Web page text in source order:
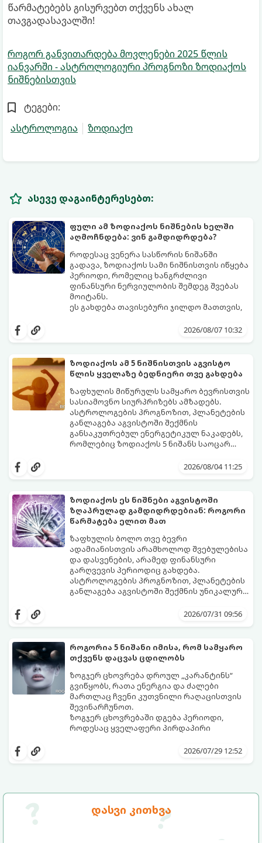
დასვი კითხვა
წარმატებებს გისურვებთ თქვენს ახალ
თავგადასავალში!
როგორ განვითარდება მოვლენები 2025 წლის
იანვარში - ასტროლოგიური პროგნოზი ზოდიაქოს
ნიშნებისთვის
ტეგები:
ასტროლოგია
ზოდიაქო
ასევე დაგაინტერესებთ:
ფული ამ ზოდიაქოს ნიშნების ხელში
აღმოჩნდება: ვინ გამდიდრდება?
როდესაც ვენერა სასწორის ნიშანში
გადავა, ზოდიაქოს სამი ნიშნისთვის იწყება
პერიოდი, რომელიც ხანგრძლივი
ფინანსური ნერვიულობის შემდეგ შვებას
მოიტანს.
ეს გახდება თავისებური ჯილდო მათთვის,
იჩენდა და სირთულეების მიუხედავად წინ
სურვილების გადადებასა და ხარჯების
მკაცრ კონტროლს. თუმცა, ახლა სიტუაცია
თანდათან შეიცვლება.
პრობლემები, რომლებიც უსასრულო
გეგონათ, უკან დაიხევს, ამასთან ერთად კი
გაჩნდება მეტი ნდობა მომავლის მიმართ.
რთული პერიოდის შემდეგ ეს ნიშნები
შეძლებენ ამოისუნთქონ და დაინახონ
ახალი შესაძლებლობები.
2026/08/07 10:32
ზოდიაქოს ამ 5 ნიშნისთვის აგვისტო
წლის ყველაზე ბედნიერი თვე გახდება
ზაფხულის მიწურულს სამყარო ბევრისთვის
სასიამოვნო სიურპრიზებს ამზადებს.
ასტროლოგების პროგნოზით, პლანეტების
განლაგება აგვისტოში შექმნის
განსაკუთრებულ ენერგეტიკულ ნაკადებს,
რომლებიც ზოდიაქოს 5 ნიშანს საოცარ
ყველაზე ბედნიერი თვე აღმოჩნდება.
2026/08/04 11:25
ზოდიაქოს ეს ნიშნები აგვისტოში
ზღაპრულად გამდიდრდებიან: როგორი
წარმატება ელით მათ
ზაფხულის ბოლო თვე ბევრი
ადამიანისთვის არამხოლოდ შვებულებისა
და დასვენების, არამედ ფინანსური
გარღვევის პერიოდიც გახდება.
ასტროლოგების პროგნოზით, პლანეტების
განლაგება აგვისტოში შექმნის უნიკალურ
ზოდიაქოს 4 ნიშანს ფინანსური წარმატების
შორის, ვისაც აგვისტოში ფინანსური
2026/07/31 09:56
როგორია 5 ნიშანი იმისა, რომ სამყარო
თქვენს დაცვას ცდილობს
ზოგჯერ ცხოვრება დროულ „კარანტინს“
გვიწყობს, რათა ენერგია და ძალები
მართლაც ჩვენი კუთვნილი რაღაცისთვის
შევინარჩუნოთ.
ზოგჯერ ცხოვრებაში დგება პერიოდი,
როდესაც ყველაფერი პირდაპირი
იშლება მნიშვნელოვანი გარიგებები,
ასეთ მომენტებში ადვილია
ეზოთერიკასა და ფსიქოლოგიაში ეს
ფენომენი ხშირად სხვანაირად
მომხდარი მარცხი სასჯელი კი არა,
სამყაროს მცდელობაა:
2026/07/29 12:52